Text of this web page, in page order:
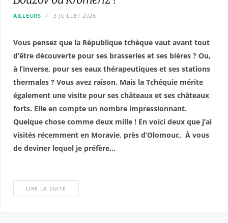
AILLEURS 3 JUILLET 2026
Vous pensez que la République tchèque vaut avant tout
d’être découverte pour ses brasseries et ses bières ? Ou,
à l’inverse, pour ses eaux thérapeutiques et ses stations
thermales ? Vous avez raison. Mais la Tchéquie mérite
également une visite pour ses châteaux et ses châteaux
forts. Elle en compte un nombre impressionnant.
Quelque chose comme deux mille ! En voici deux que j’ai
visités récemment en Moravie, près d’Olomouc. À vous
de deviner lequel je préfère…
LIRE LA SUITE